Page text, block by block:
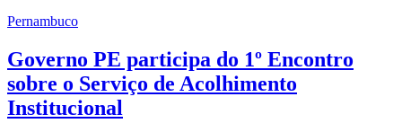
Pernambuco
Governo PE participa do 1º Encontro
sobre o Serviço de Acolhimento
Institucional